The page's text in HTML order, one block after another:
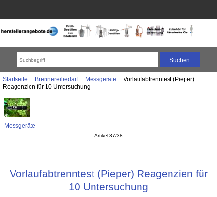
Startseite :: Brennereibedarf :: Messgeräte :: Vorlaufabtrenntest (Pieper)
Reagenzien für 10 Untersuchung
Messgeräte
Artikel 37/38
Vorlaufabtrenntest (Pieper) Reagenzien für
10 Untersuchung